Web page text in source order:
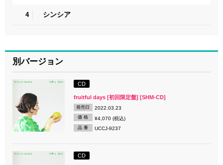
4 シンシア
別バージョン
CD
fruitful days [初回限定盤] [SHM-CD]
発売日 2022.03.23
価 格 ¥4,070 (税込)
品 番 UCCJ-9237
CD